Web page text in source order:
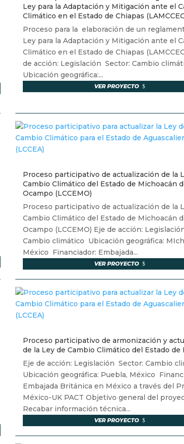
Ley para la Adaptación y Mitigación ante el
Climático en el Estado de Chiapas
Proceso para la elaboración de un
Ley para la Adaptación y Mitigación ante el
Climático en el Estado de Chiapas
de acción: Legislación Sector: Cambio
Ubicación geográfica:...
VER PROYECTO
Proceso participativo de actualización de la
Cambio Climático del Estado de Michoacán
Ocampo (LCCEMO)
Proceso participativo de actualización de la
Cambio Climático del Estado de Michoacán
Ocampo (LCCEMO) Eje de acción:
Cambio climático Ubicación geográfica:
México Financiador: Embajada...
VER PROYECTO
Proceso participativo de armonización y
de la Ley de Cambio Climático del Estado de
Eje de acción: Legislación Sector: Cambio
Ubicación geográfica: Puebla, México
Embajada Británica en México a través del
México-UK PACT Objetivo general del
Recabar información técnica...
VER PROYECTO